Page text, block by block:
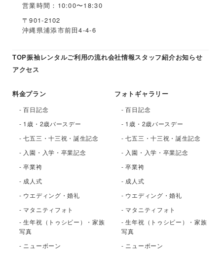
営業時間：10:00〜18:30
〒901-2102
沖縄県浦添市前田4-4-6
TOP振袖レンタルご利用の流れ会社情報スタッフ紹介お知らせ
アクセス
料金プラン
- 百日記念
- 1歳・2歳バースデー
- 七五三・十三祝・誕生記念
- 入園・入学・卒業記念
- 卒業袴
- 成人式
- ウエディング・婚礼
- マタニティフォト
- 生年祝（トゥシビー）・家族
写真
- ニューボーン
フォトギャラリー
- 百日記念
- 1歳・2歳バースデー
- 七五三・十三祝・誕生記念
- 入園・入学・卒業記念
- 卒業袴
- 成人式
- ウエディング・婚礼
- マタニティフォト
- 生年祝（トゥシビー）・家族
写真
- ニューボーン